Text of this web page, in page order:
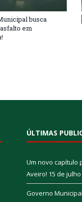
busca
em
ÚLTIMAS
Um novo capítulo
Aveiro! 15 de
Governo